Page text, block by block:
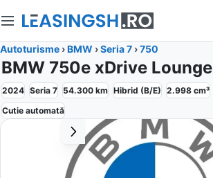
Autoturisme ›BMW ›Seria 7 ›750
BMW 750e xDrive Lounge
2024 Seria 7 54.300 km Hibrid (B/E) 2.998 cm³
Cutie automată